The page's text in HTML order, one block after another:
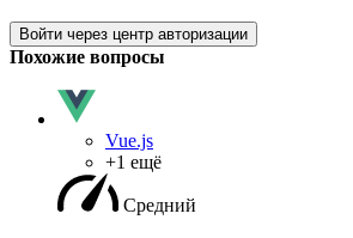
Войти через центр авторизации
Похожие вопросы
Vue.js
+1 ещё
Средний